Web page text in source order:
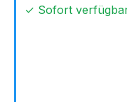
✓ Sofort